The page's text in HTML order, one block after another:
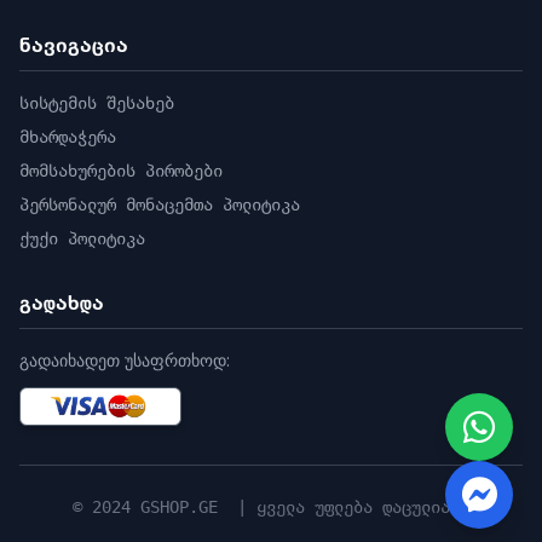
50 Hz: 25 fps (2048 × 1536, 1600 × 1200, 1280
1200, 1280 × 960),
ქვე ნაკადი
50Hz: 25fps (352 × 288, 704 × 576), 60Hz:
30fps (352 × 240, 704 × 576),
ვიდეო შეკუმშვა
ვიდეო ბიტის სიხშირე
H.264 ტიპი
მთავარი პროფილი/მაღალი პროფილი
H.265 ტიპი
მთავარი პროფილი
მხარდაჭერა
ნავიგაცია
სისტემის შესახებ
მხარდაჭერა
მომსახურების პირობები
პერსონალურ მონაცემთა პოლიტიკა
ქუქი პოლიტიკა
გადახდა
გადაიხადეთ უსაფრთხოდ:
© 2024 GSHOP.GE | ყველა უფლება დაცულია |